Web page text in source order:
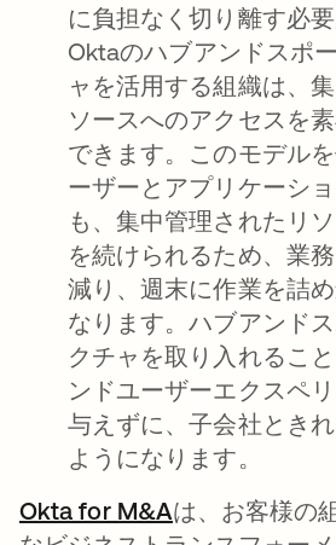
に負担なく切り離す必要
Oktaのハブアンドスポ
ャを活用する組織は、
ソースへのアクセスを
できます。このモデル
ーザーとアプリケーシ
も、集中管理されたリ
を続けられるため、業
減り、週末に作業を詰
なります。ハブアンド
クチャを取り入れるこ
ンドユーザーエクスペ
与えずに、子会社とき
ようになります。
Okta for M&Aは、お客様の